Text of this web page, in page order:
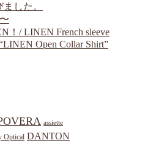
した。
！/ LINEN French sleeve
Open Collar Shirt”
assiette
Optical DANTON